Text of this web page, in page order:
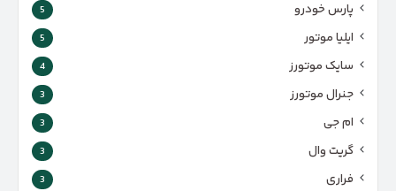
پارس‌ خودرو 5
ایلیا موتور 5
سایک موتورز 4
جنرال موتورز 3
ام جی 3
گریت وال 3
فراری 3